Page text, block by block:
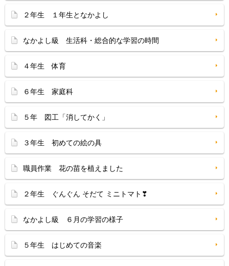
２年生 １年生となかよし
なかよし級 生活科・総合的な学習の時間
４年生 体育
６年生 家庭科
５年 図工「消してかく」
３年生 初めての絵の具
職員作業 花の苗を植えました
２年生 ぐんぐん そだて ミニトマト❣
なかよし級 ６月の学習の様子
５年生 はじめての音楽